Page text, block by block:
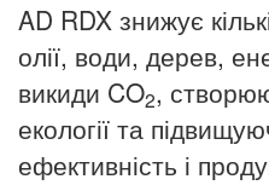
AD RDX знижує
олії, води, дерев,
викиди CO2,
екології та
ефективність і